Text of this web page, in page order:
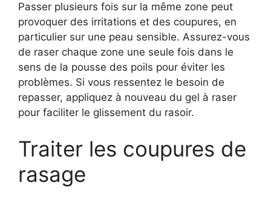
Passer plusieurs fois sur la même zone peut
provoquer des irritations et des coupures, en
particulier sur une peau sensible. Assurez-vous
de raser chaque zone une seule fois dans le
sens de la pousse des poils pour éviter les
problèmes. Si vous ressentez le besoin de
repasser, appliquez à nouveau du gel à raser
pour faciliter le glissement du rasoir.
Traiter les coupures de
rasage